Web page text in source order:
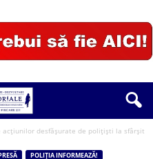
acțiunilor desfășurate de polițiști la sfârșit
POLIȚIA INFORMEAZĂ!